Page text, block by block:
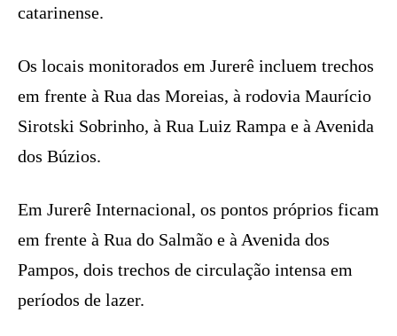
catarinense.
Os locais monitorados em Jurerê incluem trechos
em frente à Rua das Moreias, à rodovia Maurício
Sirotski Sobrinho, à Rua Luiz Rampa e à Avenida
dos Búzios.
Em Jurerê Internacional, os pontos próprios ficam
em frente à Rua do Salmão e à Avenida dos
Pampos, dois trechos de circulação intensa em
períodos de lazer.